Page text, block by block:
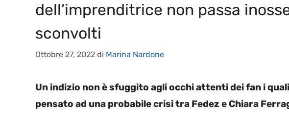
dell’imprenditrice non passa
sconvolti
Ottobre 27, 2022 di Marina Nardone
Un indizio non è sfuggito agli occhi attenti dei fan i
pensato ad una probabile crisi tra Fedez e Chiara